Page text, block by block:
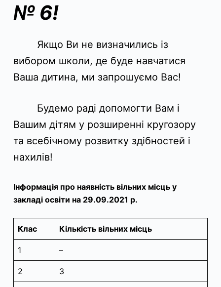
№ 6!
Якщо Ви не визначились із
вибором школи, де буде навчатися
Ваша дитина, ми запрошуємо Вас!
Будемо раді допомогти Вам і
Вашим дітям у розширенні кругозору
та всебічному розвитку здібностей і
нахилів!
Інформація про наявність вільних місць у
закладі освіти на 29.09.2021 р.
Клас Кількість вільних місць
1 –
2 3